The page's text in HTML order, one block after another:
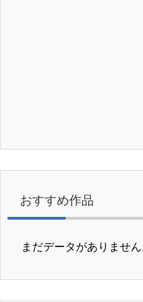
おすすめ作品
まだデータがありません